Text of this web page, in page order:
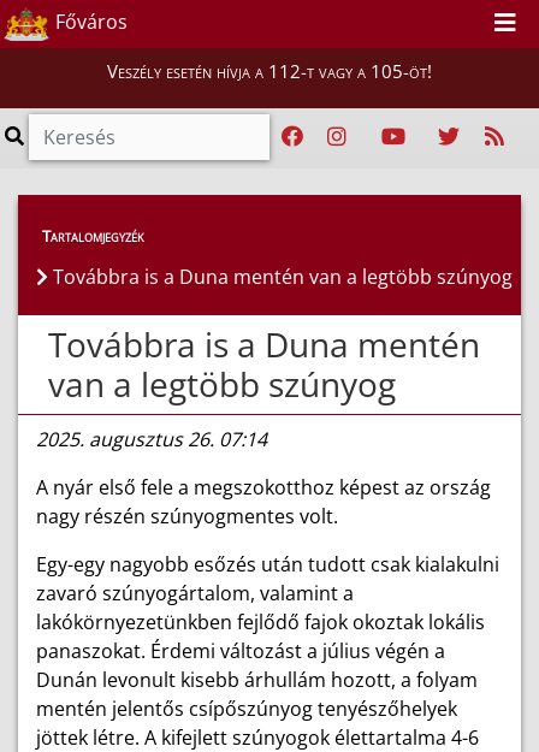
Főváros
Veszély esetén hívja a 112-t vagy a 105-öt!
Híreink > Hírek
Tartalomjegyzék
Továbbra is a Duna mentén van a legtöbb szúnyog
Továbbra is a Duna mentén
van a legtöbb szúnyog
2025. augusztus 26. 07:14
A nyár első fele a megszokotthoz képest az ország
nagy részén szúnyogmentes volt.
Egy-egy nagyobb esőzés után tudott csak kialakulni
zavaró szúnyogártalom, valamint a
lakókörnyezetünkben fejlődő fajok okoztak lokális
panaszokat. Érdemi változást a július végén a
Dunán levonult kisebb árhullám hozott, a folyam
mentén jelentős csípőszúnyog tenyészőhelyek
jöttek létre. A kifejlett szúnyogok élettartalma 4-6